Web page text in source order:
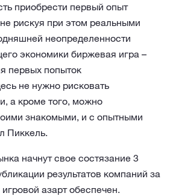
приобрести первый опыт
рискуя при этом реальными
неопределенности
экономики биржевая игра –
первых попыток
не нужно рисковать
а кроме того, можно
знакомыми, и с опытными
Пиккель.
начнут свое состязание 3
результатов компаний за
игровой азарт обеспечен.